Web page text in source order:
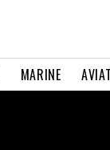
MARINE